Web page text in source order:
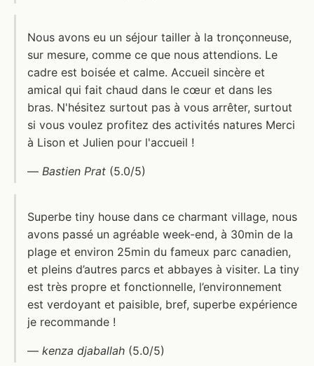
Nous avons eu un séjour tailler à la tronçonneuse,
sur mesure, comme ce que nous attendions. Le
cadre est boisée et calme. Accueil sincère et
amical qui fait chaud dans le cœur et dans les
bras. N'hésitez surtout pas à vous arrêter, surtout
si vous voulez profitez des activités natures Merci
à Lison et Julien pour l'accueil !
— Bastien Prat (5.0/5)
Superbe tiny house dans ce charmant village, nous
avons passé un agréable week-end, à 30min de la
plage et environ 25min du fameux parc canadien,
et pleins d’autres parcs et abbayes à visiter. La tiny
est très propre et fonctionnelle, l’environnement
est verdoyant et paisible, bref, superbe expérience
je recommande !
— kenza djaballah (5.0/5)